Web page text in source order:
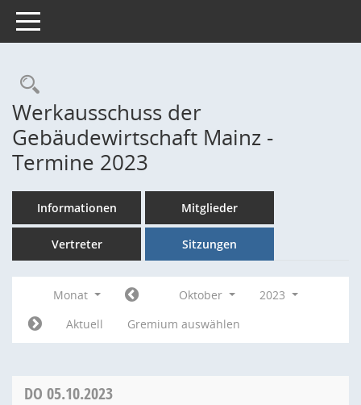
Toggle navigation
Rechercheauswahl
Werkausschuss der
Gebäudewirtschaft Mainz -
Termine 2023
Informationen Mitglieder
Vertreter Sitzungen
Monat Oktober
2023
Aktuell
Gremium auswählen
DO 05.10.2023